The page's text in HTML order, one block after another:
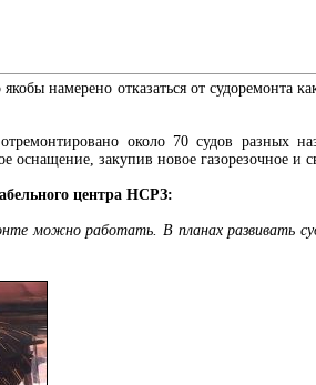
намерено отказаться от судоремонта
около 70 судов разных
оснащение, закупив новое газорезочное и
центра НСРЗ:
можно работать. В планах